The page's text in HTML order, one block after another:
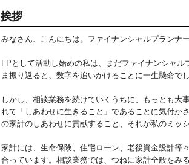
挨拶
みなさん、こんにちは。ファイナンシャルプランナ
FPとして活動し始めの私は、まだファイナンシャ
ま振り返ると、数字を追いかけることに一生懸命でし
しかし、相談業務を続けていくうちに、もっとも大
れて「しあわせに生きること」であることに気付か
の家計のしあわせに貢献すること、それが私のミッシ
家計には、生命保険、住宅ローン、老後資金設計等
合っています。相談業務では、つねに家計全般をみ